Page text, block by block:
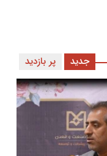
پر بازدید جدید